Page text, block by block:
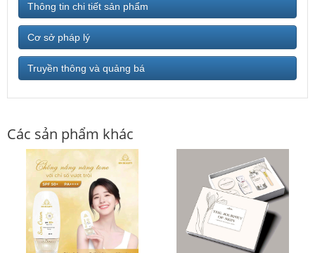
Thông tin chi tiết sản phẩm
Cơ sở pháp lý
Truyền thông và quảng bá
Các sản phẩm khác